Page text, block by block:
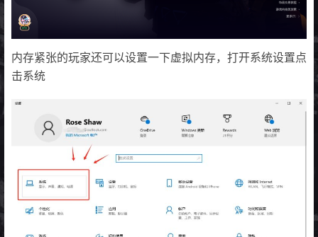
内存紧张的玩家还可以设置一下虚拟内存，打开系统设置点
击系统